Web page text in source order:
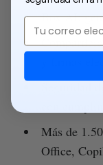
Box AI:
y firmas
Seguridad
Más de
Office,
Email